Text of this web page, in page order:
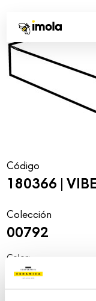
Código
180366 |
Colección
00792
Color:
Beige
Tipo: